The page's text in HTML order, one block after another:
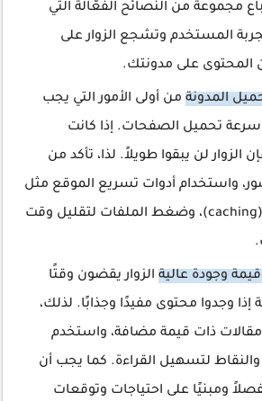
مجموعة من النصائح الفعّالة التي
المستخدم وتشجع الزوار على
المحتوى على مدونتك.
المدونة من أولى الأمور التي يجب
سرعة تحميل الصفحات. إذا كانت
الزوار لن يبقوا طويلاً. لذا، تأكد من
واستخدام أدوات تسريع الموقع مثل
التخزين المؤقت (caching)، وضغط الملفات لتقليل وقت
وجودة عالية الزوار يقضون وقتًا
إذا وجدوا محتوى مفيدًا وجذابًا. لذلك،
ذات قيمة مضافة، واستخدم
والنقاط لتسهيل القراءة. كما يجب أن
ومبنيًا على احتياجات وتوقعات